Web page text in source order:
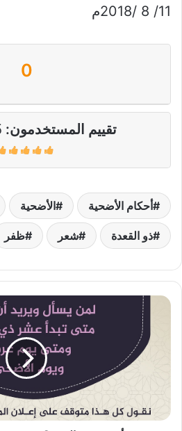
11/ 8 /2018م
0
تقييم المستخدمون:
أحكام الأضحية الأضحية
ذو القعدة شعر ظفر
متى
ويوم